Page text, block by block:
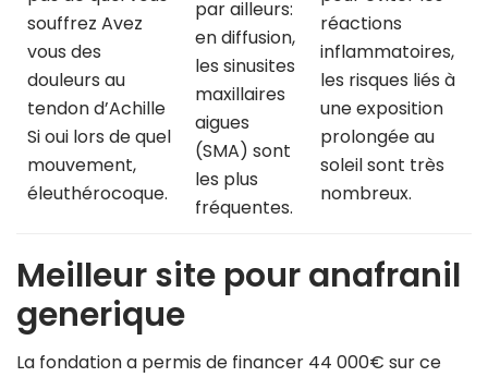
souffrez Avez
vous des
douleurs au
tendon d’Achille
Si oui lors de quel
mouvement,
éleuthérocoque.
par ailleurs:
en diffusion,
les sinusites
maxillaires
aigues
(SMA) sont
les plus
fréquentes.
réactions
inflammatoires,
les risques liés à
une exposition
prolongée au
soleil sont très
nombreux.
Meilleur site pour anafranil
generique
La fondation a permis de financer 44 000€ sur ce